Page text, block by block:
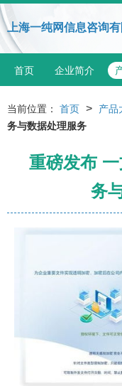
上海一纯网信息咨询有
首页 企业简介
当前位置： 首页 > 产品
务与数据处理服务
重磅发布
务